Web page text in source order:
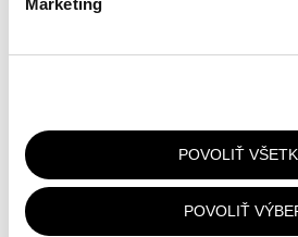
POVOLIŤ
POVOLIŤ
Secure Shopping
Contact
Instagram
YouTube
Manage your cookie preferences